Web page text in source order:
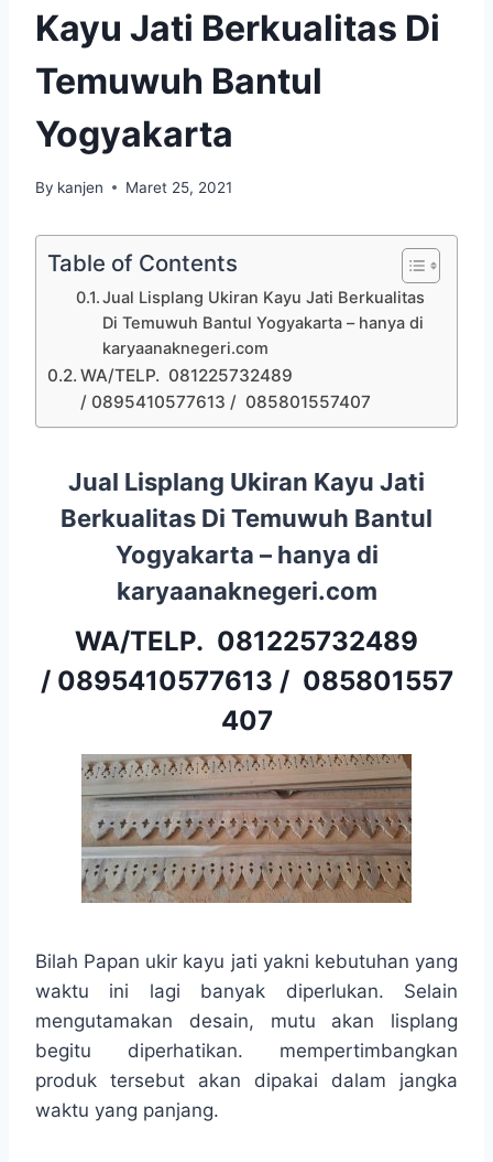
Kayu Jati Berkualitas Di
Temuwuh Bantul
Yogyakarta
By kanjen Maret 25, 2021
Table of Contents
Jual Lisplang Ukiran Kayu Jati Berkualitas
Di Temuwuh Bantul Yogyakarta – hanya di
karyaanaknegeri.com
WA/TELP. 081225732489
/ 0895410577613 / 085801557407
Jual Lisplang Ukiran Kayu Jati
Berkualitas Di Temuwuh Bantul
Yogyakarta – hanya di
karyaanaknegeri.com
WA/TELP. 081225732489
/ 0895410577613 / 085801557
407
Bilah Papan ukir kayu jati yakni kebutuhan yang
waktu ini lagi banyak diperlukan. Selain
mengutamakan desain, mutu akan lisplang
begitu diperhatikan. mempertimbangkan
produk tersebut akan dipakai dalam jangka
waktu yang panjang.